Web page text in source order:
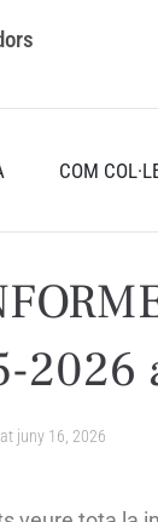
COM
2026
juny 16, 2026